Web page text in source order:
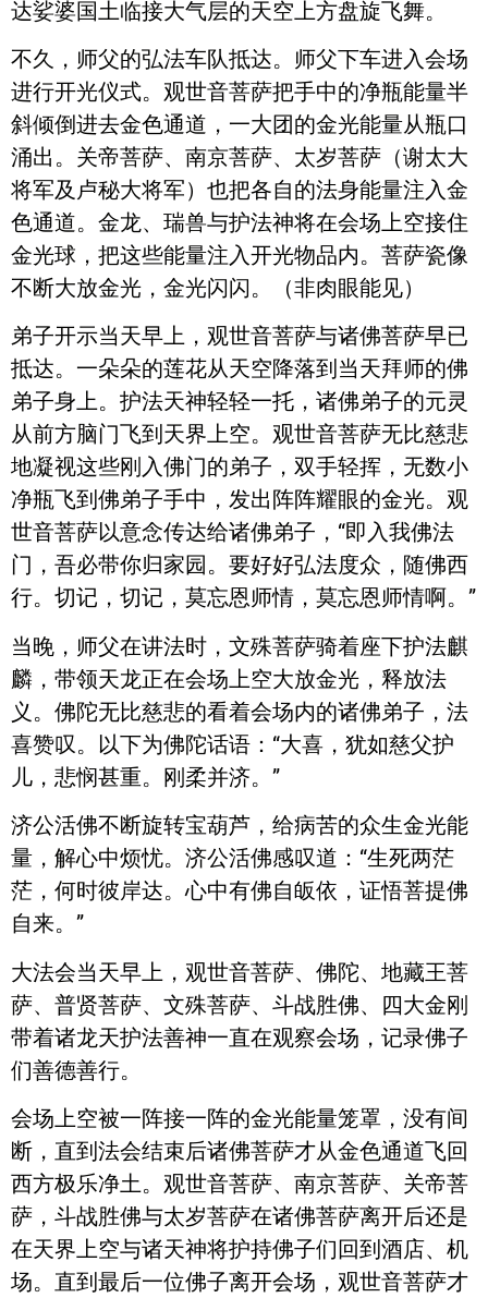
达娑婆国土临接大气层的天空上方盘旋飞舞。
不久，师父的弘法车队抵达。师父下车进入会场
进行开光仪式。观世音菩萨把手中的净瓶能量半
斜倾倒进去金色通道，一大团的金光能量从瓶口
涌出。关帝菩萨、南京菩萨、太岁菩萨（谢太大
将军及卢秘大将军）也把各自的法身能量注入金
色通道。金龙、瑞兽与护法神将在会场上空接住
金光球，把这些能量注入开光物品内。菩萨瓷像
不断大放金光，金光闪闪。（非肉眼能见）
弟子开示当天早上，观世音菩萨与诸佛菩萨早已
抵达。一朵朵的莲花从天空降落到当天拜师的佛
弟子身上。护法天神轻轻一托，诸佛弟子的元灵
从前方脑门飞到天界上空。观世音菩萨无比慈悲
地凝视这些刚入佛门的弟子，双手轻挥，无数小
净瓶飞到佛弟子手中，发出阵阵耀眼的金光。观
世音菩萨以意念传达给诸佛弟子，“即入我佛法
门，吾必带你归家园。要好好弘法度众，随佛西
行。切记，切记，莫忘恩师情，莫忘恩师情啊。”
当晚，师父在讲法时，文殊菩萨骑着座下护法麒
麟，带领天龙正在会场上空大放金光，释放法
义。佛陀无比慈悲的看着会场内的诸佛弟子，法
喜赞叹。以下为佛陀话语：“大喜，犹如慈父护
儿，悲悯甚重。刚柔并济。”
济公活佛不断旋转宝葫芦，给病苦的众生金光能
量，解心中烦忧。济公活佛感叹道：“生死两茫
茫，何时彼岸达。心中有佛自皈依，证悟菩提佛
自来。”
大法会当天早上，观世音菩萨、佛陀、地藏王菩
萨、普贤菩萨、文殊菩萨、斗战胜佛、四大金刚
带着诸龙天护法善神一直在观察会场，记录佛子
们善德善行。
会场上空被一阵接一阵的金光能量笼罩，没有间
断，直到法会结束后诸佛菩萨才从金色通道飞回
西方极乐净土。观世音菩萨、南京菩萨、关帝菩
萨，斗战胜佛与太岁菩萨在诸佛菩萨离开后还是
在天界上空与诸天神将护持佛子们回到酒店、机
场。直到最后一位佛子离开会场，观世音菩萨才